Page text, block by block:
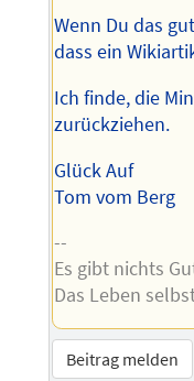
Wenn Du das
dass ein
Ich finde, die
zurückziehen.
Glück Auf
Tom vom Berg
--
Es gibt nichts
Das Leben
Beitrag melden